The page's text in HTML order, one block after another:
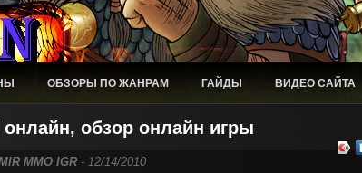
ОБЗОРЫ ПО ЖАНРАМ ГАЙДЫ ВИДЕО САЙТА
обзор онлайн игры
MMO IGR - 12/14/2010